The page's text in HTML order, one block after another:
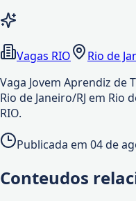
Vagas RIO
Rio de
Vaga Jovem Aprendiz de
Rio de Janeiro/RJ em Rio
RIO.
Publicada em 04 de
Conteudos